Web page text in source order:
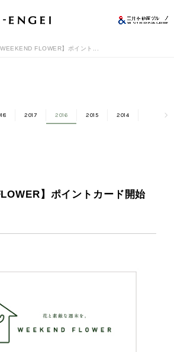
WEEKEND FLOWER】ポイント...
2017 2016 2015 2014
】ポイントカード開始